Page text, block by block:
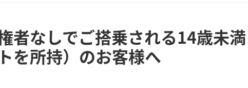
者なしでご搭乗される14歳未
を所持）のお客様へ